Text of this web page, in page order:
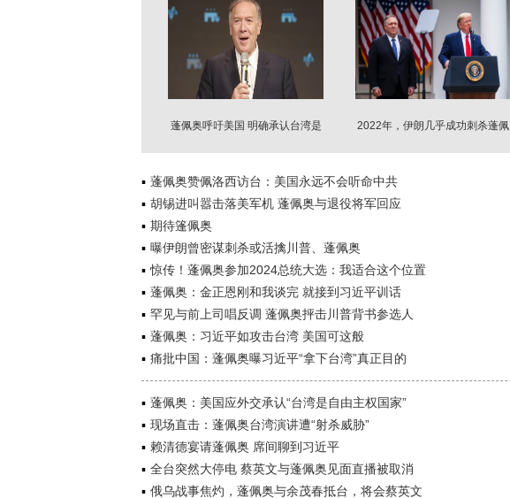
蓬佩奥呼吁美国 明确承认台湾是
2022年，伊朗几乎成功刺杀蓬佩
蓬佩奥赞佩洛西访台：美国永远不会听命中共
胡锡进叫嚣击落美军机 蓬佩奥与退役将军回应
期待篷佩奥
曝伊朗曾密谋刺杀或活擒川普、蓬佩奥
惊传！蓬佩奥参加2024总统大选：我适合这个位置
蓬佩奥：金正恩刚和我谈完 就接到习近平训话
罕见与前上司唱反调 蓬佩奥抨击川普背书参选人
蓬佩奥：习近平如攻击台湾 美国可这般
痛批中国：蓬佩奥曝习近平“拿下台湾”真正目的
蓬佩奥：美国应外交承认“台湾是自由主权国家”
现场直击：蓬佩奥台湾演讲遭“射杀威胁”
赖清德宴请蓬佩奥 席间聊到习近平
全台突然大停电 蔡英文与蓬佩奥见面直播被取消
俄乌战事焦灼，蓬佩奥与余茂春抵台，将会蔡英文